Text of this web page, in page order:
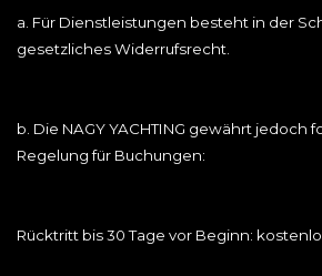
a. Für Dienstleistungen besteht in der
gesetzliches Widerrufsrecht.
b. Die NAGY YACHTING gewährt jedoch
Regelung für Buchungen:
Rücktritt bis 30 Tage vor Beginn: